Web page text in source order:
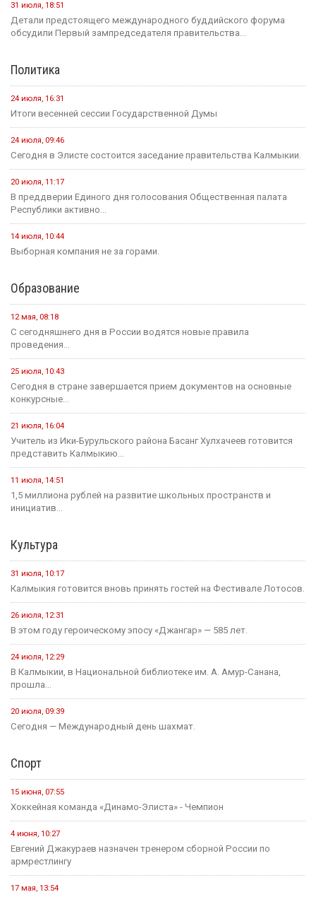
31 июля, 18:51
Детали предстоящего международного буддийского форума
обсудили Первый зампредседателя правительства...
Политика
24 июля, 16:31
Итоги весенней сессии Государственной Думы
24 июля, 09:46
Сегодня в Элисте состоится заседание правительства Калмыкии.
20 июля, 11:17
В преддверии Единого дня голосования Общественная палата
Республики активно...
14 июля, 10:44
Выборная компания не за горами.
Образование
12 мая, 08:18
С сегодняшнего дня в России водятся новые правила
проведения...
25 июля, 10:43
Сегодня в стране завершается прием документов на основные
конкурсные...
21 июля, 16:04
Учитель из Ики-Бурульского района Басанг Хулхачеев готовится
представить Калмыкию...
11 июля, 14:51
1,5 миллиона рублей на развитие школьных пространств и
инициатив...
Культура
31 июля, 10:17
Калмыкия готовится вновь принять гостей на Фестивале Лотосов.
26 июля, 12:31
В этом году героическому эпосу «Джангар» — 585 лет.
24 июля, 12:29
В Калмыкии, в Национальной библиотеке им. А. Амур-Санана,
прошла...
20 июля, 09:39
Сегодня — Международный день шахмат.
Спорт
15 июня, 07:55
Хоккейная команда «Динамо-Элиста» - Чемпион
4 июня, 10:27
Евгений Джакураев назначен тренером сборной России по
армрестлингу
17 мая, 13:54